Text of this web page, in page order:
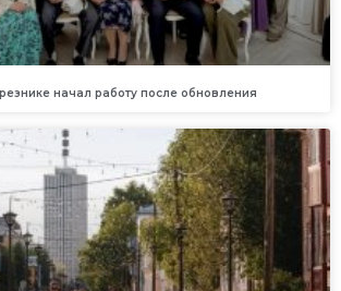
начал работу после обновления